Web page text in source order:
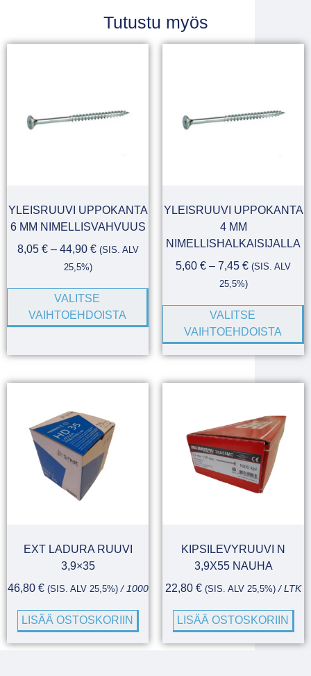
Tutustu myös
YLEISRUUVI UPPOKANTA
6 MM NIMELLISVAHVUUS
8,05 € – 44,90 € (SIS. ALV
25,5%)
VALITSE
VAIHTOEHDOISTA
YLEISRUUVI UPPOKANTA
4 MM
NIMELLISHALKAISIJALLA
5,60 € – 7,45 € (SIS. ALV
25,5%)
VALITSE
VAIHTOEHDOISTA
EXT LADURA RUUVI
3,9×35
46,80 € (SIS. ALV 25,5%)/ 1000
LISÄÄ OSTOSKORIIN
KIPSILEVYRUUVI N
3,9X55 NAUHA
22,80 € (SIS. ALV 25,5%) / LTK
LISÄÄ OSTOSKORIIN